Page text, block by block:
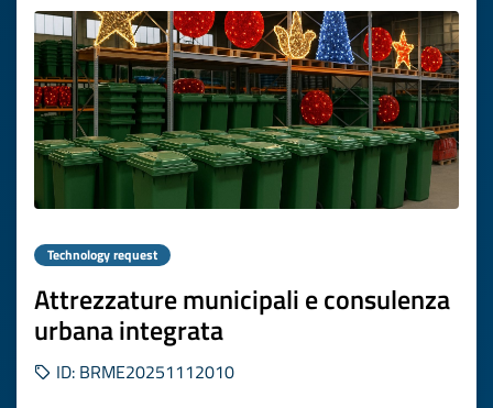
Technology request
Attrezzature municipali e consulenza
urbana integrata
ID: BRME20251112010